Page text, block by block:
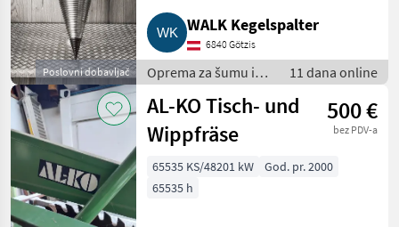
Oprema
Za Sumu
I Obradu
Drveta
Rezaci
Drva
ODABERITE
KATEGORIJU
Sonstige
9
Posch
Poslovni dobavljač
WALK Kegelspalter
6840 Götzis
Oprema za šumu i
obradu drveta /
Rezači drva
11 dana online
AL-KO Tisch- und
Wippfräse
500 €
bez PDV-a
65535 KS/48201 kW
God. pr. 2000
65535 h